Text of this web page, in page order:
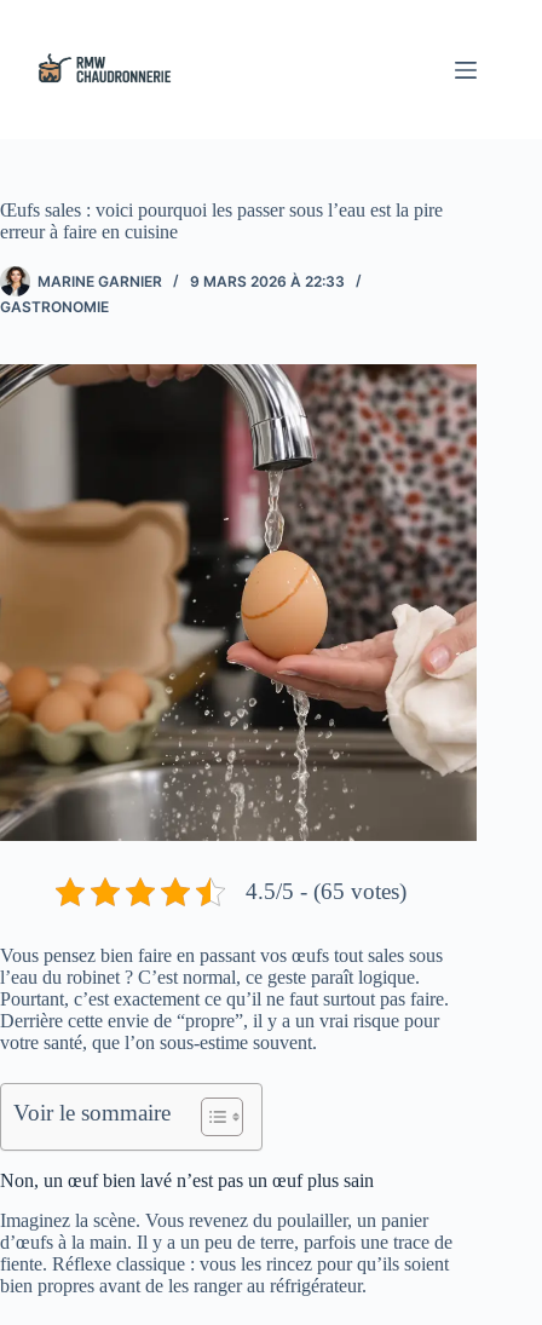
contenu
Œufs sales : voici pourquoi les passer sous l’eau est la pire
erreur à faire en cuisine
MARINE GARNIER
9 MARS 2026 À 22:33
GASTRONOMIE
4.5/5 - (65 votes)
Vous pensez bien faire en passant vos œufs tout sales sous
l’eau du robinet ? C’est normal, ce geste paraît logique.
Pourtant, c’est exactement ce qu’il ne faut surtout pas faire.
Derrière cette envie de “propre”, il y a un vrai risque pour
votre santé, que l’on sous-estime souvent.
Voir le sommaire
Non, un œuf bien lavé n’est pas un œuf plus sain
Imaginez la scène. Vous revenez du poulailler, un panier
d’œufs à la main. Il y a un peu de terre, parfois une trace de
fiente. Réflexe classique : vous les rincez pour qu’ils soient
bien propres avant de les ranger au réfrigérateur.